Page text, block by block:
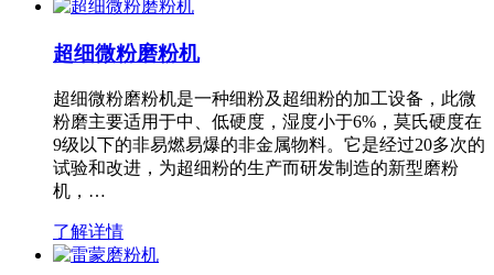
超细微粉磨粉机
超细微粉磨粉机是一种细粉及超细粉的加工设备，此微
粉磨主要适用于中、低硬度，湿度小于6%，莫氏硬度在
9级以下的非易燃易爆的非金属物料。它是经过20多次的
试验和改进，为超细粉的生产而研发制造的新型磨粉
机，…
了解详情